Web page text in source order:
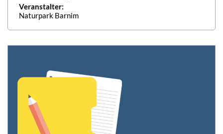
Veranstalter:
Naturpark Barnim